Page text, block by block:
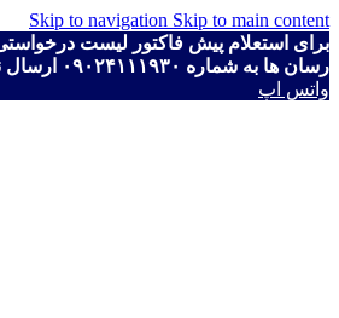
Skip to navigation Skip to main content
برای استعلام پیش فاکتور لیست
رسان ها به شماره ۰۹۰۲۴۱۱۱۹۳۰ ارسال نمایید.
واتس اپ